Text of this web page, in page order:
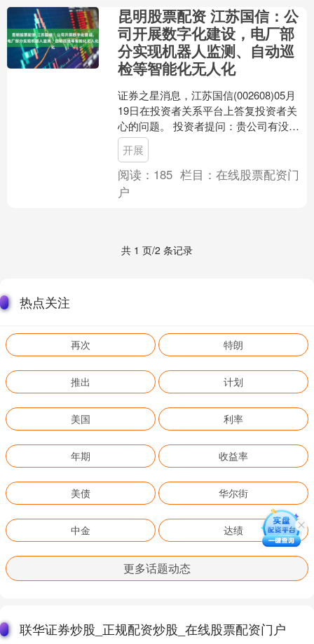
昆明股票配资 江苏国信：公
司开展数字化建设，电厂部
分实现机器人监测、自动巡
检等智能化无人化
证券之星消息，江苏国信(002608)05月
19日在投资者关系平台上答复投资者关
心的问题。 投资者提问：贵公司有没有
开发无人化平台，比如自动巡检、机器
人、无人机....
开展
阅读： 185 栏目：在线股票配资门
户
共 1 页/2 条记录
热点关注
再次 特朗
推出 计划
美国 利率
年期 收益率
美债 华尔街
中金 达绩
更多话题动态
联华证券炒股_正规配资炒股_在线股票配资门户